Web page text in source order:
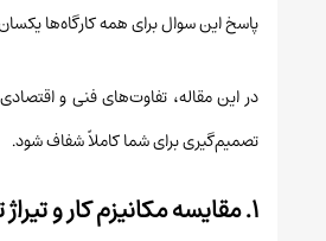
پاسخ این سوال برای همه کارگاه‌ها
تصمیم‌گیری برای شما کاملاً شفاف شود.
۱. مقایسه مکانیزم کار و تیراژ تولید (نیروی فیزیکی در برابر سیستم هیدرولیک)